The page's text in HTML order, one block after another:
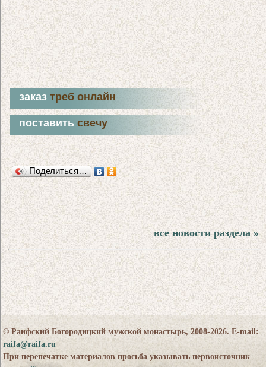
заказтреб онлайн
поставитьсвечу
Поделиться…
все новости раздела »
© Раифский Богородицкий мужской монастырь, 2008-2026. E-mail:
raifa@raifa.ru
При перепечатке материалов просьба указывать первоисточник